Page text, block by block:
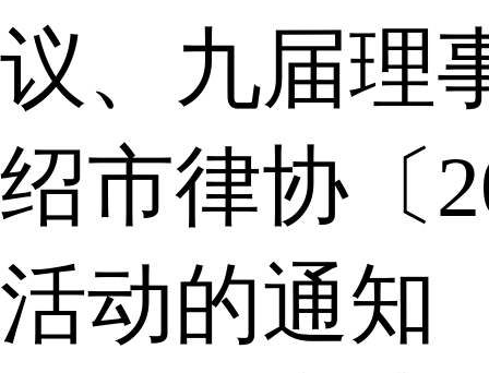
议、九届理
绍市律协〔
活动的通知